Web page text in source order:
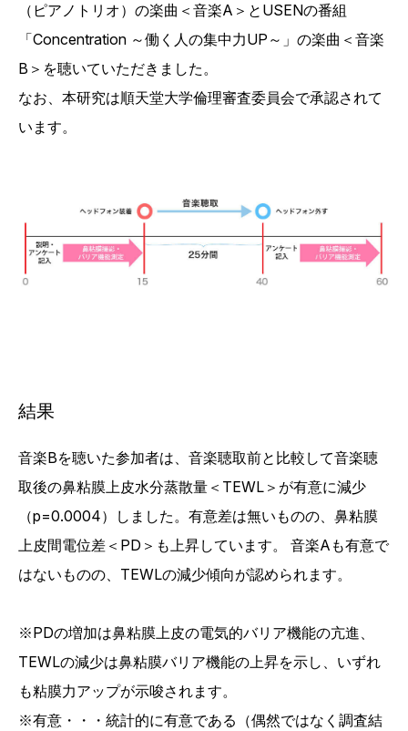
（ピアノトリオ）の楽曲＜音楽A＞とUSENの番組
「Concentration ～働く人の集中力UP～」の楽曲＜音楽
B＞を聴いていただきました。
なお、本研究は順天堂大学倫理審査委員会で承認されて
います。
結果
音楽Bを聴いた参加者は、音楽聴取前と比較して音楽聴
取後の鼻粘膜上皮水分蒸散量＜TEWL＞が有意に減少
（p=0.0004）しました。有意差は無いものの、鼻粘膜
上皮間電位差＜PD＞も上昇しています。 音楽Aも有意で
はないものの、TEWLの減少傾向が認められます。
※PDの増加は鼻粘膜上皮の電気的バリア機能の亢進、
TEWLの減少は鼻粘膜バリア機能の上昇を示し、いずれ
も粘膜力アップが示唆されます。
※有意・・・統計的に有意である（偶然ではなく調査結